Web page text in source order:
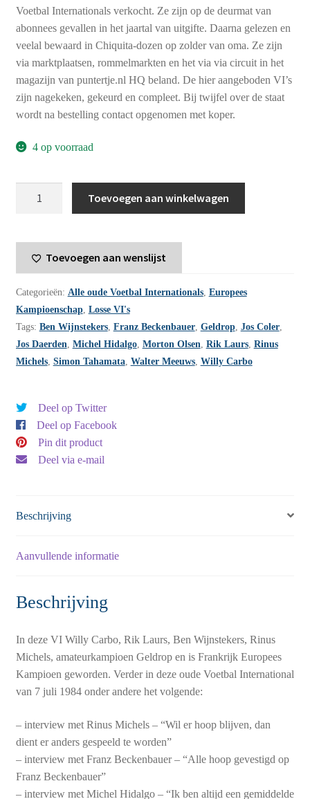
Voetbal Internationals verkocht. Ze zijn op de deurmat van
abonnees gevallen in het jaartal van uitgifte. Daarna gelezen en
veelal bewaard in Chiquita-dozen op zolder van oma. Ze zijn
via marktplaatsen, rommelmarkten en het via via circuit in het
magazijn van puntertje.nl HQ beland. De hier aangeboden VI’s
zijn nagekeken, gekeurd en compleet. Bij twijfel over de staat
wordt na bestelling contact opgenomen met koper.
4 op voorraad
19
1984
-
nummer
27
aantal
Toevoegen aan winkelwagen
Toevoegen aan wenslijst
Categorieën: Alle oude Voetbal Internationals, Europees
Kampioenschap, Losse VI's
Tags: Ben Wijnstekers, Franz Beckenbauer, Geldrop, Jos Coler,
Jos Daerden, Michel Hidalgo, Morton Olsen, Rik Laurs, Rinus
Michels, Simon Tahamata, Walter Meeuws, Willy Carbo
Deel op Twitter
Deel op Facebook
Pin dit product
Deel via e-mail
Beschrijving
Aanvullende informatie
Beschrijving
In deze VI Willy Carbo, Rik Laurs, Ben Wijnstekers, Rinus
Michels, amateurkampioen Geldrop en is Frankrijk Europees
Kampioen geworden. Verder in deze oude Voetbal International
van 7 juli 1984 onder andere het volgende:
– interview met Rinus Michels – “Wil er hoop blijven, dan
dient er anders gespeeld te worden”
– interview met Franz Beckenbauer – “Alle hoop gevestigd op
Franz Beckenbauer”
– interview met Michel Hidalgo – “Ik ben altijd een gemiddelde